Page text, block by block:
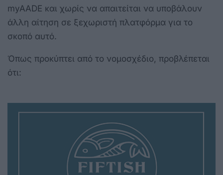
myAADE και χωρίς να απαιτείται να υποβάλουν
άλλη αίτηση σε ξεχωριστή πλατφόρμα για το
σκοπό αυτό.
Όπως προκύπτει από το νομοσχέδιο, προβλέπεται
ότι: